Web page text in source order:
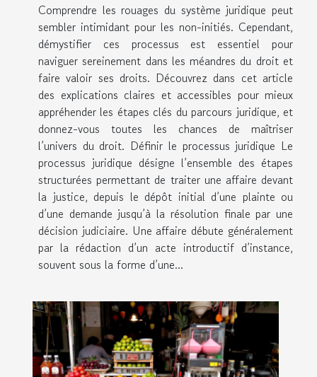
Comprendre les rouages du système juridique peut
sembler intimidant pour les non-initiés. Cependant,
démystifier ces processus est essentiel pour
naviguer sereinement dans les méandres du droit et
faire valoir ses droits. Découvrez dans cet article
des explications claires et accessibles pour mieux
appréhender les étapes clés du parcours juridique, et
donnez-vous toutes les chances de maîtriser
l’univers du droit. Définir le processus juridique Le
processus juridique désigne l’ensemble des étapes
structurées permettant de traiter une affaire devant
la justice, depuis le dépôt initial d’une plainte ou
d’une demande jusqu’à la résolution finale par une
décision judiciaire. Une affaire débute généralement
par la rédaction d’un acte introductif d’instance,
souvent sous la forme d’une...